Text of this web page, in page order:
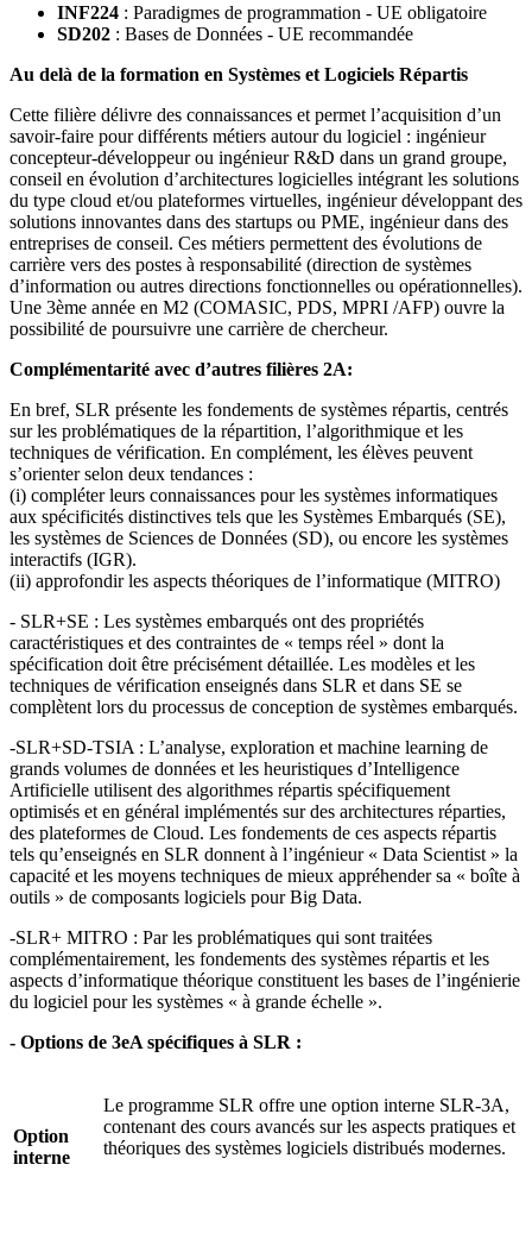
INF224 : Paradigmes de programmation - UE obligatoire
SD202 : Bases de Données - UE recommandée
Au delà de la formation en Systèmes et Logiciels Répartis
Cette filière délivre des connaissances et permet l’acquisition d’un
savoir-faire pour différents métiers autour du logiciel : ingénieur
concepteur-développeur ou ingénieur R&D dans un grand groupe,
conseil en évolution d’architectures logicielles intégrant les solutions
du type cloud et/ou plateformes virtuelles, ingénieur développant des
solutions innovantes dans des startups ou PME, ingénieur dans des
entreprises de conseil. Ces métiers permettent des évolutions de
carrière vers des postes à responsabilité (direction de systèmes
d’information ou autres directions fonctionnelles ou opérationnelles).
Une 3ème année en M2 (COMASIC, PDS, MPRI /AFP) ouvre la
possibilité de poursuivre une carrière de chercheur.
Complémentarité avec d’autres filières 2A:
En bref, SLR présente les fondements de systèmes répartis, centrés
sur les problématiques de la répartition, l’algorithmique et les
techniques de vérification. En complément, les élèves peuvent
s’orienter selon deux tendances :
(i) compléter leurs connaissances pour les systèmes informatiques
aux spécificités distinctives tels que les Systèmes Embarqués (SE),
les systèmes de Sciences de Données (SD), ou encore les systèmes
interactifs (IGR).
(ii) approfondir les aspects théoriques de l’informatique (MITRO)
- SLR+SE : Les systèmes embarqués ont des propriétés
caractéristiques et des contraintes de « temps réel » dont la
spécification doit être précisément détaillée. Les modèles et les
techniques de vérification enseignés dans SLR et dans SE se
complètent lors du processus de conception de systèmes embarqués.
-SLR+SD-TSIA : L’analyse, exploration et machine learning de
grands volumes de données et les heuristiques d’Intelligence
Artificielle utilisent des algorithmes répartis spécifiquement
optimisés et en général implémentés sur des architectures réparties,
des plateformes de Cloud. Les fondements de ces aspects répartis
tels qu’enseignés en SLR donnent à l’ingénieur « Data Scientist » la
capacité et les moyens techniques de mieux appréhender sa « boîte à
outils » de composants logiciels pour Big Data.
-SLR+ MITRO : Par les problématiques qui sont traitées
complémentairement, les fondements des systèmes répartis et les
aspects d’informatique théorique constituent les bases de l’ingénierie
du logiciel pour les systèmes « à grande échelle ».
- Options de 3eA spécifiques à SLR :
Option
interne
Le programme SLR offre une option interne SLR-3A,
contenant des cours avancés sur les aspects pratiques et
théoriques des systèmes logiciels distribués modernes.